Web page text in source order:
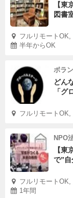
【
図書
フルリモートOK,
半年からOK
ボラ
どん
「グ
フルリモート
NPO
【
で”
フルリモート
1年間